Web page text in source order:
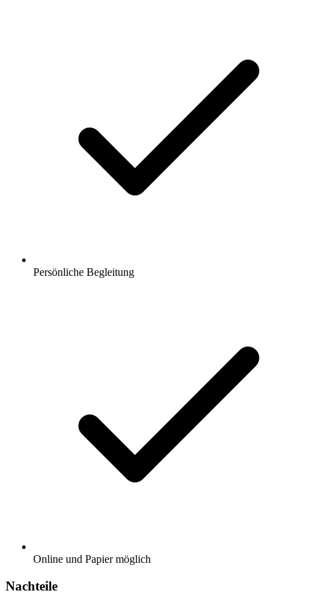
Persönliche Begleitung
Online und Papier möglich
Nachteile